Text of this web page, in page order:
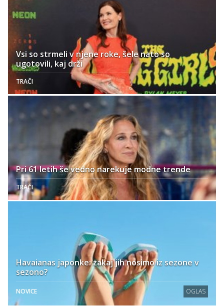
Vsi so strmeli v njene roke, šele nato so
ugotovili, kaj drži
TRAČI
Pri 61 letih še vedno narekuje modne trende
TRAČI
Havaianas japonke: zakaj jih nosimo iz sezone v
sezono?
NOVICE OGLAS